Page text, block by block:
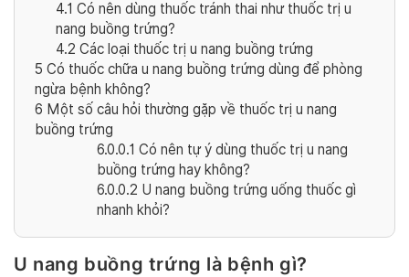
4.1 Có nên dùng thuốc tránh thai như thuốc trị u
nang buồng trứng?
4.2 Các loại thuốc trị u nang buồng trứng
5 Có thuốc chữa u nang buồng trứng dùng để phòng
ngừa bệnh không?
6 Một số câu hỏi thường gặp về thuốc trị u nang
buồng trứng
6.0.0.1 Có nên tự ý dùng thuốc trị u nang
buồng trứng hay không?
6.0.0.2 U nang buồng trứng uống thuốc gì
nhanh khỏi?
U nang buồng trứng là bệnh gì?